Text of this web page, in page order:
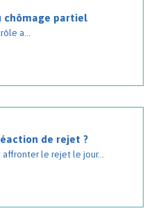
chômage partiel
a...
de rejet ?
affronter le rejet le jour...